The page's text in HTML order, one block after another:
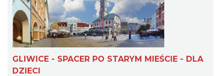
GLIWICE - SPACER PO STARYM MIEŚCIE - DLA
DZIECI